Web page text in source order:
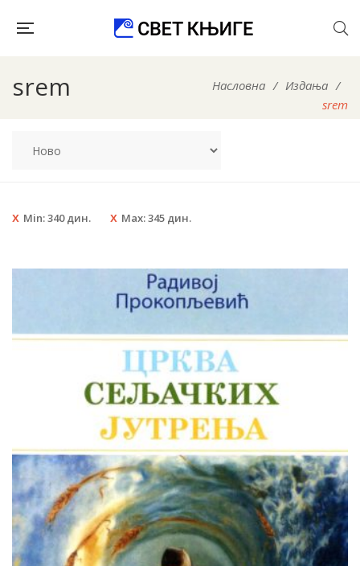
srem Насловна / Издања /
srem
Min:340дин. Max:345 дин.